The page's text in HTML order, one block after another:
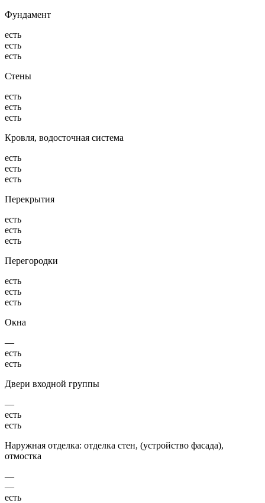
Фундамент
есть
есть
есть
Стены
есть
есть
есть
Кровля, водосточная система
есть
есть
есть
Перекрытия
есть
есть
есть
Перегородки
есть
есть
есть
Окна
—
есть
есть
Двери входной группы
—
есть
есть
Наружная отделка: отделка стен, (устройство фасада),
отмостка
—
—
есть